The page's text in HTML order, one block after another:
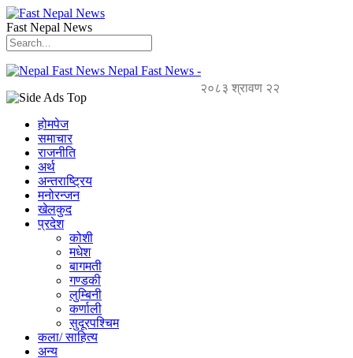
Fast Nepal News
Nepal Fast News -
२०८३ श्रावण २२
होमपेज
समाचार
राजनीति
अर्थ
अन्तराष्ट्रिय
मनोरन्जन
खेलकुद
प्रदेश
कोशी
मधेश
बागमती
गण्डकी
लुम्बिनी
कर्णाली
सुदूरपश्चिम
कला/ साहित्य
अन्य